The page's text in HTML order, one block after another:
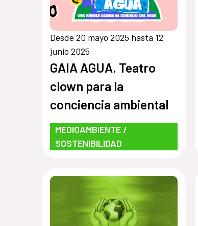
Desde 20 mayo 2025 hasta 12
junio 2025
GAIA AGUA. Teatro
clown para la
conciencia ambiental
MEDIOAMBIENTE /
SOSTENIBILIDAD